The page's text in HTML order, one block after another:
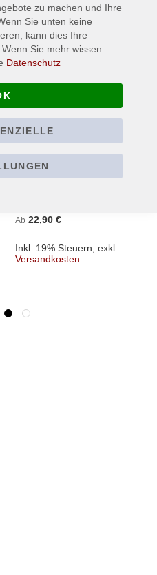
DEEP PURPLE -
Ab 22,90 €
Inkl. 19% Steuern exkl.
Versandkosten
zu machen und Ihre
Sie unten keine
kann dies Ihre
Sie mehr wissen
Datenschutz